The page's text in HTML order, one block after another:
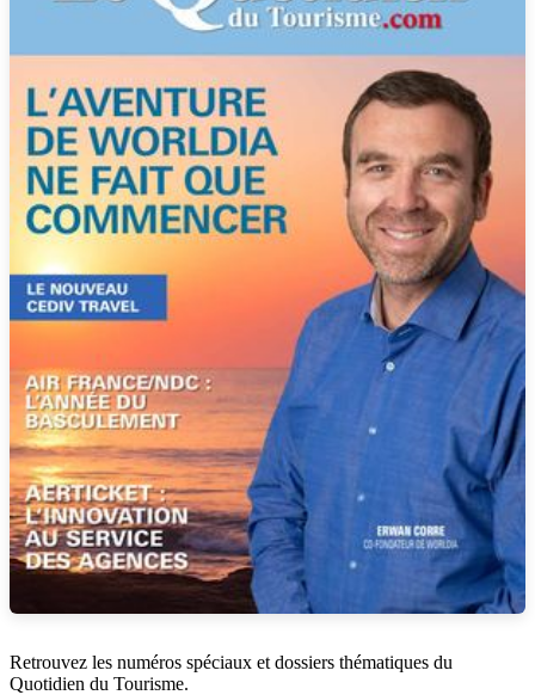
Retrouvez les numéros spéciaux et dossiers thématiques du
Quotidien du Tourisme.